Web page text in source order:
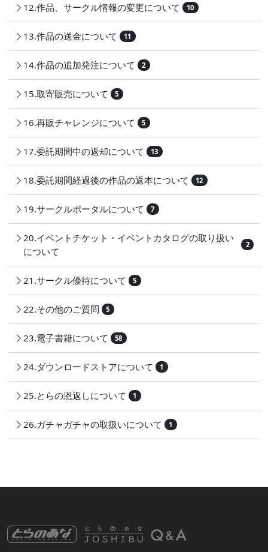
12.作品、サークル情報の変更について 10
13.作品の送金について 11
14.作品の追加発注について 2
15.取寄販売について 5
16.再販チャレンジについて 5
17.委託期間中の返却について 13
18.委託期間経過後の作品の返本について 12
19.サークルポータルについて 7
20.イベントチケット・イベントカタログの取り扱い
について
2
21.サークル優待について 5
22.その他のご質問 5
23.電子書籍について 58
24.ダウンロードストアについて 1
25.とらの恩返しについて 1
26.ガチャガチャの取扱いについて 1